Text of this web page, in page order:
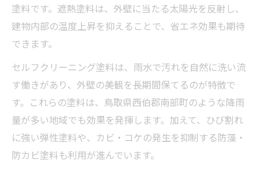
外壁塗装におすすめのコスパ塗料特集
外壁塗装で注目の遮熱・断熱塗料の効果
外壁塗装に適した低汚染塗料の特長解説
外壁塗装費用と補助金で住宅を守る
外壁塗装費用を抑える見積もりの工夫ポイ
塗料です。遮熱塗料は、外壁に当たる太陽光を反射し、
建物内部の温度上昇を抑えることで、省エネ効果も期待
できます。
セルフクリーニング塗料は、雨水で汚れを自然に洗い流
す働きがあり、外壁の美観を長期間保てるのが特徴で
す。これらの塗料は、鳥取県西伯郡南部町のような降雨
量が多い地域でも効果を発揮します。加えて、ひび割れ
に強い弾性塗料や、カビ・コケの発生を抑制する防藻・
防カビ塗料も利用が進んでいます。